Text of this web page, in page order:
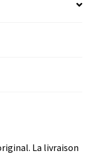
La livraison